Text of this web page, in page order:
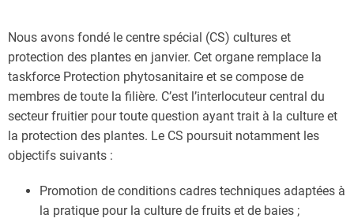
Nous avons fondé le centre spécial (CS) cultures et
protection des plantes en janvier. Cet organe remplace la
taskforce Protection phytosanitaire et se compose de
membres de toute la filière. C’est l’interlocuteur central du
secteur fruitier pour toute question ayant trait à la culture et
la protection des plantes. Le CS poursuit notamment les
objectifs suivants :
Promotion de conditions cadres techniques adaptées à
la pratique pour la culture de fruits et de baies ;